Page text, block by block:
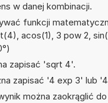
w danej kombinacji.
funkcji
acos(1), 3 pow 2,
zapisać 'sqrt 4'.
zapisać '4 exp 3' lub
można zaokrąglić